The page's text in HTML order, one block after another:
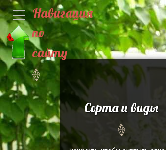
Навигация
по
сайту
Сорта и виды